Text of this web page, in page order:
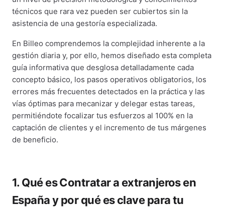
técnicos que rara vez pueden ser cubiertos sin la
asistencia de una gestoría especializada.
En Billeo comprendemos la complejidad inherente a la
gestión diaria y, por ello, hemos diseñado esta completa
guía informativa que desglosa detalladamente cada
concepto básico, los pasos operativos obligatorios, los
errores más frecuentes detectados en la práctica y las
vías óptimas para mecanizar y delegar estas tareas,
permitiéndote focalizar tus esfuerzos al 100% en la
captación de clientes y el incremento de tus márgenes
de beneficio.
1. Qué es Contratar a extranjeros en
España y por qué es clave para tu